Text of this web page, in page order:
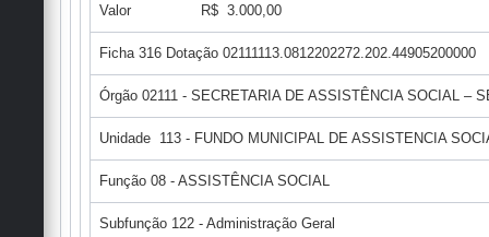
Valor R$ 3.000,00
Ficha 316 Dotação 02111113.0812202272.202.44905200000
Órgão 02111 - SECRETARIA DE ASSISTÊNCIA SOCIAL –
Unidade 113 - FUNDO MUNICIPAL DE ASSISTENCIA
Função 08 - ASSISTÊNCIA SOCIAL
Subfunção 122 - Administração Geral